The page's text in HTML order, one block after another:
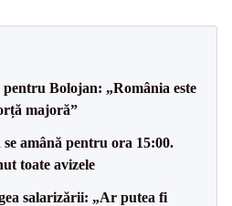
Bolojan: „România este
majoră”
amână pentru ora 15:00.
toate avizele
salarizării: „Ar putea fi